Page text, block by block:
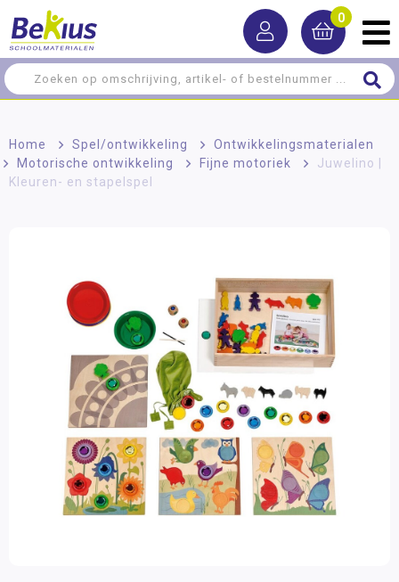
0
Home > Spel/ontwikkeling > Ontwikkelingsmaterialen
Motorische ontwikkeling
> Fijne motoriek >
Juwelino |
Kleuren- en stapelspel